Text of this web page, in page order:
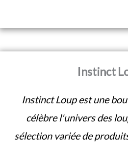
Instinct
Instinct Loup est une
célèbre l'univers des
sélection variée de